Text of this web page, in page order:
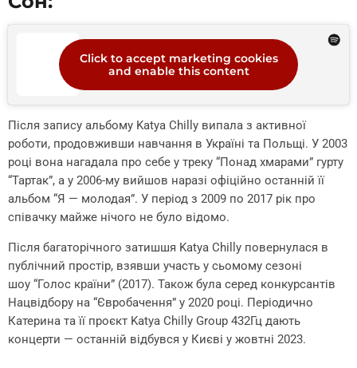
Click to accept marketing cookies
and enable this content
Після запису альбому Katya Chilly випала з активної
роботи, продовживши навчання в Україні та Польщі. У 2003
році вона нагадала про себе у треку “Понад хмарами” гурту
“Тартак”, а у 2006-му вийшов наразі офіційно останній її
альбом “Я — молодая”. У період з 2009 по 2017 рік про
співачку майже нічого не було відомо.
Після багаторічного затишшя Katya Chilly повернулася в
публічний простір, взявши участь у сьомому сезоні
шоу “Голос країни” (2017). Також була серед конкурсантів
Нацвідбору на “Євробачення” у 2020 році. Періодично
Катерина та її проєкт Katya Chilly Group 432Гц дають
концерти — останній відбувся у Києві у жовтні 2023.